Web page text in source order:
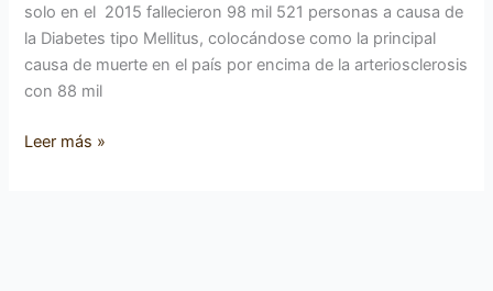
solo en el 2015 fallecieron 98 mil 521 personas a causa de
la Diabetes tipo Mellitus, colocándose como la principal
causa de muerte en el país por encima de la arteriosclerosis
con 88 mil
Leer más »